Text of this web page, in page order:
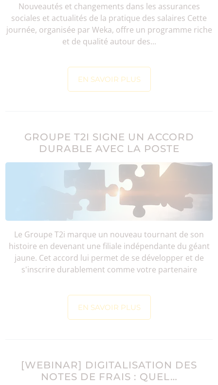
Nouveautés et changements dans les assurances
sociales et actualités de la pratique des salaires Cette
journée, organisée par Weka, offre un programme riche
et de qualité autour des...
EN SAVOIR PLUS
GROUPE T2I SIGNE UN ACCORD
DURABLE AVEC LA POSTE
Le Groupe T2i marque un nouveau tournant de son
histoire en devenant une filiale indépendante du géant
jaune. Cet accord lui permet de se développer et de
s'inscrire durablement comme votre partenaire
EN SAVOIR PLUS
[WEBINAR] DIGITALISATION DES
NOTES DE FRAIS : QUEL…